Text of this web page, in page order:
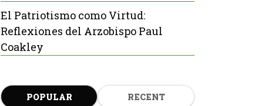
El Patriotismo como Virtud:
Reflexiones del Arzobispo Paul
Coakley
POPULAR RECENT